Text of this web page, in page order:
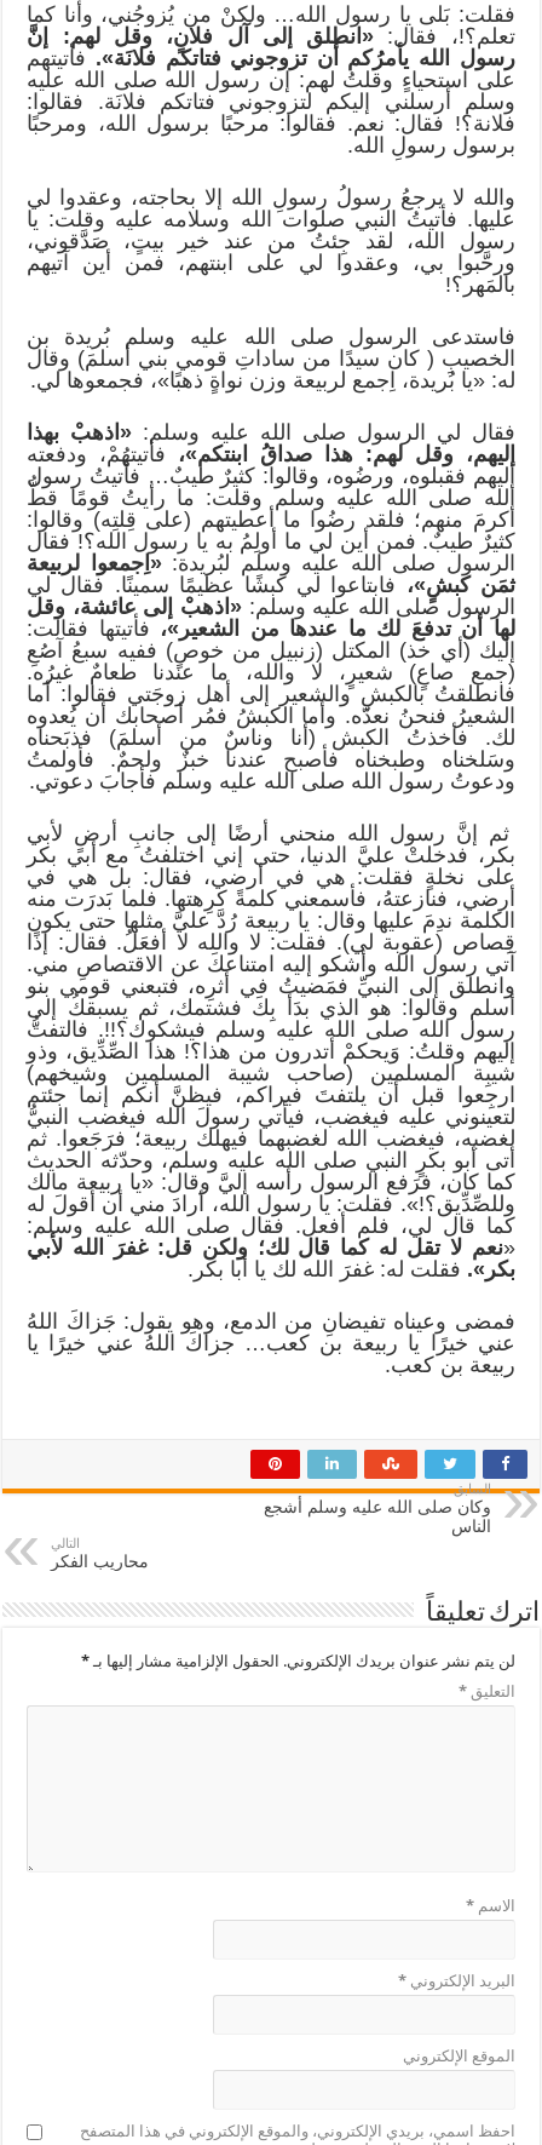
فقلت: بَلى يا رسول الله… ولكنْ من يُزوجُني، وأنا كما
تعلم؟!، فقال: «انطلق إلى آل فلانٍ، وقل لهم: إنَّ
رسول الله يأمرُكم أن تزوجوني فتاتكم فلانَة». فأتيتهم
على استحياءٍ وقلتُ لهم: إن رسول الله صلى الله عليه
وسلم أرسلني إليكم لتزوجوني فتاتكم فلانَة. فقالوا:
فلانة؟! فقال: نعم. فقالوا: مرحبًا برسول الله، ومرحبًا
برسول رسولِ الله.
والله لا يرجعُ رسولُ رسولِ الله إلا بحاجته، وعقدوا لي
عليها. فأتيتُ النبي صلوات الله وسلامه عليه وقلت: يا
رسول الله، لقد جِئتُ من عند خير بيتٍ، صَدَّقوني،
ورحَّبوا بي، وعقدوا لي على ابنتهم، فمن أين آتيهم
بالمَهر؟!
فاستدعى الرسول صلى الله عليه وسلم بُريدة بن
الخصيبِ ( كان سيدًا من ساداتِ قومي بني أسلمَ) وقال
له: «يا بُريدة، اِجمع لربيعة وزن نواةٍ ذهبًا»، فجمعوها لي.
فقال لي الرسول صلى الله عليه وسلم: «اذهبْ بهذا
إليهم، وقل لهم: هذا صداقُ ابنتكم»، فأتيتهُمْ، ودفعته
إليهم فقبلوه، ورضُوه، وقالوا: كثيرٌ طيبٌ… فأتيتُ رسول
الله صلى الله عليه وسلم وقلت: ما رأيتُ قومًا قطُّ
أكرمَ منهم؛ فلقد رضُوا ما أعطيتهم (على قِلتِه) وقالوا:
كثيرٌ طيبٌ. فمن أين لي ما أولِمُ به يا رسول الله؟! فقال
الرسول صلى الله عليه وسلم لبُريدة:«اِجمعوا لربيعة
ثمَن كبشٍ»، فابتاعوا لي كبشًا عظيمًا سمينًا. فقال لي
الرسول صلى الله عليه وسلم:«اذهبْ إلى عائشة، وقل
لها أن تدفعَ لك ما عندها من الشعير»، فأتيتها فقالت:
إليك (أي خذ) المكتل (زنبيل من خوصٍ) ففيه سبعُ آصُعِ
(جمع صاعٍ) شعيرٍ، لا والله، ما عندنا طعامٌ غيرُه.
فانطلقتُ بالكبشِ والشعير إلى أهل زوجَتي فقالوا: أما
الشعيرُ فنحنُ نعدّه. وأما الكبشُ فمُر أصحابك أن يُعدوه
لك. فأخذتُ الكبش (أنا وناسٌ من أسلمَ) فذبَحناه
وسَلخناه وطبخناه فأصبح عندنا خبزٌ ولحمٌ. فأولمتُ
ودعوتُ رسول الله صلى الله عليه وسلم فأجابَ دعوتي.
ثم إنَّ رسول الله منحني أرضًا إلى جانبِ أرضٍ لأبي
بكر، فدخلتْ عليَّ الدنيا، حتى إني اختلفتُ مع أبي بكر
على نخلةٍ فقلت: هي في أرضي، فقال: بل هي في
أرضي، فنازعتهُ، فأسمعني كلمةً كرِهتها. فلما بَدرَت منه
الكلمة ندِمَ عليها وقال: يا ربيعة رُدَّ عليَّ مثلها حتى يكون
قِصاص (عقوبة لي). فقلت: لا والله لا أفعَلُ. فقال: إذًا
آتي رسول الله وأشكو إليه امتناعكَ عن الاقتصاصِ مني.
وانطلق إلى النبيِّ فمَضيتُ في أثرِه، فتبعني قومي بنو
أسلم وقالوا: هو الذي بدَأ بِكَ فشتمك، ثم يسبقكُ إلى
رسول الله صلى الله عليه وسلم فيشكوك؟!!. فالتفتُّ
إليهم وقلتُ: وَيحكمْ أتدرون من هذا؟! هذا الصِّدِّيق، وذو
شيبِة المسلمين (صاحب شيبة المسلمين وشيخهم)
ارجِعوا قبل أن يلتفتَ فيراكم، فيظنَّ أنكم إنما جئتم
لتعينوني عليه فيغضب، فيأتي رسولَ الله فيغضب النبيُّ
لغضبه، فيغضب الله لغضبهما فيهلك ربيعة؛ فرَجَعوا. ثم
أتى أبو بكرٍ النبي صلى الله عليه وسلم، وحدّثه الحديث
كما كان، فرَفع الرسول رأسه إليَّ وقال: «يا ربيعة مالك
وللصِّدِّيق؟!». فقلت: يا رسول الله، أرادَ مني أن أقولَ له
كما قال لي، فلم أفعل. فقال صلى الله عليه وسلم:
«نعم لا تقل له كما قال لك؛ ولكن قل: غفرَ الله لأبي
بكر». فقلت له: غفرَ الله لك يا أبا بكر.
فمضى وعيناه تفيضانِ من الدمع، وهو يقول: جَزاكَ اللهُ
عني خيرًا يا ربيعة بن كعب… جزاكَ اللهُ عني خيرًا يا
ربيعة بن كعب.
السابق
وكان صلى الله عليه وسلم أشجع
الناس
التالي
محاريب الفكر
اترك تعليقاً
لن يتم نشر عنوان بريدك الإلكتروني. الحقول الإلزامية مشار إليها بـ*
التعليق*
الاسم*
البريد الإلكتروني*
الموقع الإلكتروني
احفظ اسمي، بريدي الإلكتروني، والموقع الإلكتروني في هذا المتصفح